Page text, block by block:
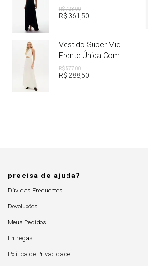
Cetim Com Metal
R$723,00
R$ 361 50
Vestido Super Midi
Frente Única Com
Linho
R$577,00
R$ 288, 50
precisa de ajuda?
Dúvidas Frequentes
Devoluções
Meus Pedidos
Entregas
Política de Privacidade